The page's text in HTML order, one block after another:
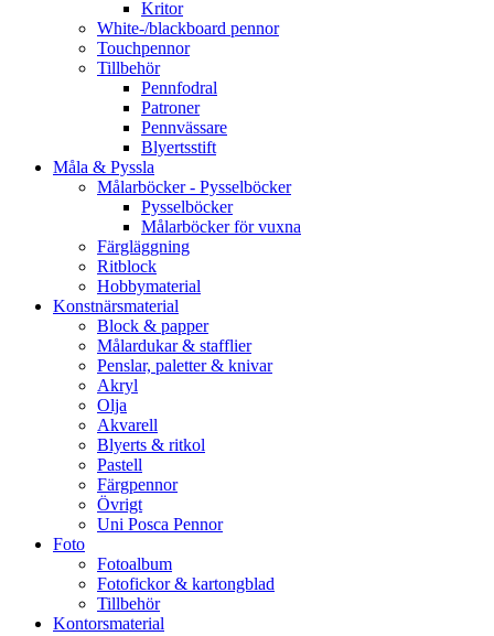
Kritor
White-/blackboard pennor
Touchpennor
Tillbehör
Pennfodral
Patroner
Pennvässare
Blyertsstift
Måla & Pyssla
Målarböcker - Pysselböcker
Pysselböcker
Målarböcker för vuxna
Färgläggning
Ritblock
Hobbymaterial
Konstnärsmaterial
Block & papper
Målardukar & stafflier
Penslar, paletter & knivar
Akryl
Olja
Akvarell
Blyerts & ritkol
Pastell
Färgpennor
Övrigt
Uni Posca Pennor
Foto
Fotoalbum
Fotofickor & kartongblad
Tillbehör
Kontorsmaterial